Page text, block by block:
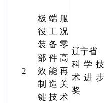
2
极端服
役工况
装备零
部件高
效能再
制造关
键技术
辽宁省
科学技
术进步
奖